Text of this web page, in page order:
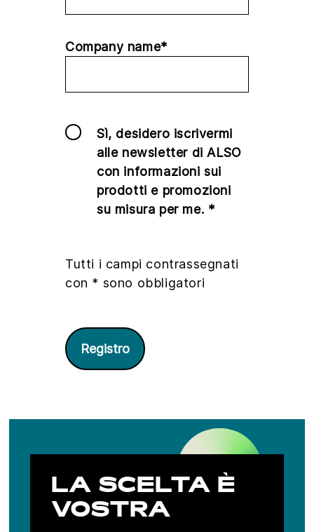
Company name*
Sì, desidero iscrivermi
alle newsletter di ALSO
con informazioni sui
prodotti e promozioni
su misura per me. *
Tutti i campi contrassegnati
con * sono obbligatori
Registro
LA SCELTA È
VOSTRA